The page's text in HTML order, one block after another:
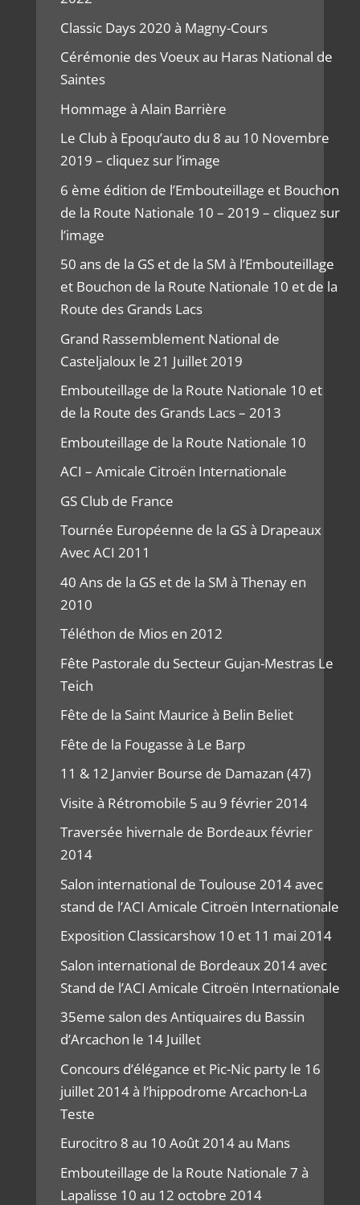
Classic Days 2020 à Magny-Cours
Cérémonie des Voeux au Haras National de
Saintes
Hommage à Alain Barrière
Le Club à Epoqu’auto du 8 au 10 Novembre
2019 – cliquez sur l’image
6 ème édition de l’Embouteillage et Bouchon
de la Route Nationale 10 – 2019 – cliquez sur
l’image
50 ans de la GS et de la SM à l’Embouteillage
et Bouchon de la Route Nationale 10 et de la
Route des Grands Lacs
Grand Rassemblement National de
Casteljaloux le 21 Juillet 2019
Embouteillage de la Route Nationale 10 et
de la Route des Grands Lacs – 2013
Embouteillage de la Route Nationale 10
ACI – Amicale Citroën Internationale
GS Club de France
Tournée Européenne de la GS à Drapeaux
Avec ACI 2011
40 Ans de la GS et de la SM à Thenay en
2010
Téléthon de Mios en 2012
Fête Pastorale du Secteur Gujan-Mestras Le
Teich
Fête de la Saint Maurice à Belin Beliet
Fête de la Fougasse à Le Barp
11 & 12 Janvier Bourse de Damazan (47)
Visite à Rétromobile 5 au 9 février 2014
Traversée hivernale de Bordeaux février
2014
Salon international de Toulouse 2014 avec
stand de l’ACI Amicale Citroën Internationale
Exposition Classicarshow 10 et 11 mai 2014
Salon international de Bordeaux 2014 avec
Stand de l’ACI Amicale Citroën Internationale
35eme salon des Antiquaires du Bassin
d’Arcachon le 14 Juillet
Concours d’élégance et Pic-Nic party le 16
juillet 2014 à l’hippodrome Arcachon-La
Teste
Eurocitro 8 au 10 Août 2014 au Mans
Embouteillage de la Route Nationale 7 à
Lapalisse 10 au 12 octobre 2014